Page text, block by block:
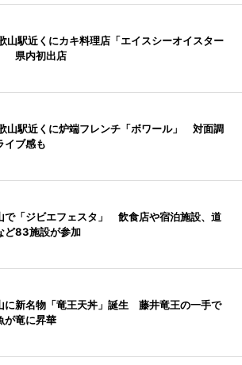
山駅近くにカキ料理店「エイスシーオイスター
県内初出店
山駅近くに炉端フレンチ「ボワール」 対面調
イブ感も
で「ジビエフェスタ」 飲食店や宿泊施設、道
ど83施設が参加
に新名物「竜王天丼」誕生 藤井竜王の一手で
が竜に昇華